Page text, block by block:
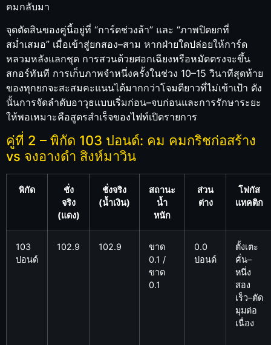
คมกลับมา
จุดตัดสินของคู่นี้อยู่ที่ “การ์ดช่วงล้า” และ “ภาพปิดยกที่
สม่ำเสมอ” เมื่อเข้าสู่ยกสอง–สาม หากฝ่ายใดปล่อยให้การ์ด
หลวมหลังแลกชุด การสวนด้วยศอกเฉียงหรือหมัดตรงจะขึ้น
สกอร์ทันที การเก็บภาพจำหนึ่งครั้งในช่วง 10–15 วินาทีสุดท้าย
ของทุกยกจะสะสมคะแนนได้มากกว่าโจมตียาวที่ไม่เข้าเป้า ดัง
นั้นการจัดลำดับอาวุธแบบเริ่มก่อน–จบก่อนและการรักษาระยะ
ให้พอเหมาะคือสูตรสำเร็จของไฟท์เปิดรายการ
คู่ที่ 2 – พิกัด 103 ปอนด์: คม คมกริชก่อสร้าง
vs จงอางดำ สิงห์มาวิน
พิกัด
ชั่ง
จริง
(แดง)
ชั่งจริง
(น้ำเงิน)
สถานะ
น้ำ
หนัก
ส่วน
ต่าง
โฟกัส
แทคติก
103
ปอนด์
102.9 102.9
ขาด
0.1 /
ขาด
0.1
0.0
ปอนด์
ตั้งเตะ
คั่น–
หนึ่ง
สอง
เร็ว–ตัด
มุมต่อ
เนื่อง